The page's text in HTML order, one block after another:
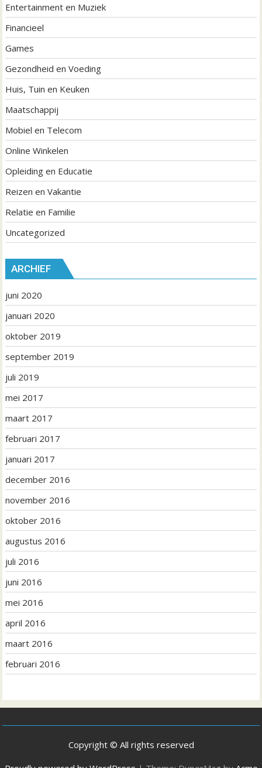
Entertainment en Muziek
Financieel
Games
Gezondheid en Voeding
Huis, Tuin en Keuken
Maatschappij
Mobiel en Telecom
Online Winkelen
Opleiding en Educatie
Reizen en Vakantie
Relatie en Familie
Uncategorized
ARCHIEF
juni 2020
januari 2020
oktober 2019
september 2019
juli 2019
mei 2017
maart 2017
februari 2017
januari 2017
december 2016
november 2016
oktober 2016
augustus 2016
juli 2016
juni 2016
mei 2016
april 2016
maart 2016
februari 2016
Copyright © All rights reserved